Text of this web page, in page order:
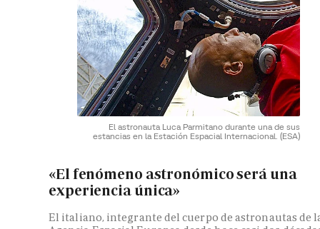
El astronauta Luca Parmitano durante una de sus
estancias en la Estación Espacial Internacional. (ESA)
«El fenómeno astronómico será una
experiencia única»
El italiano, integrante del cuerpo de astronautas de